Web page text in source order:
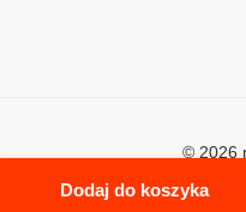
Dodaj do koszyka
© 2026